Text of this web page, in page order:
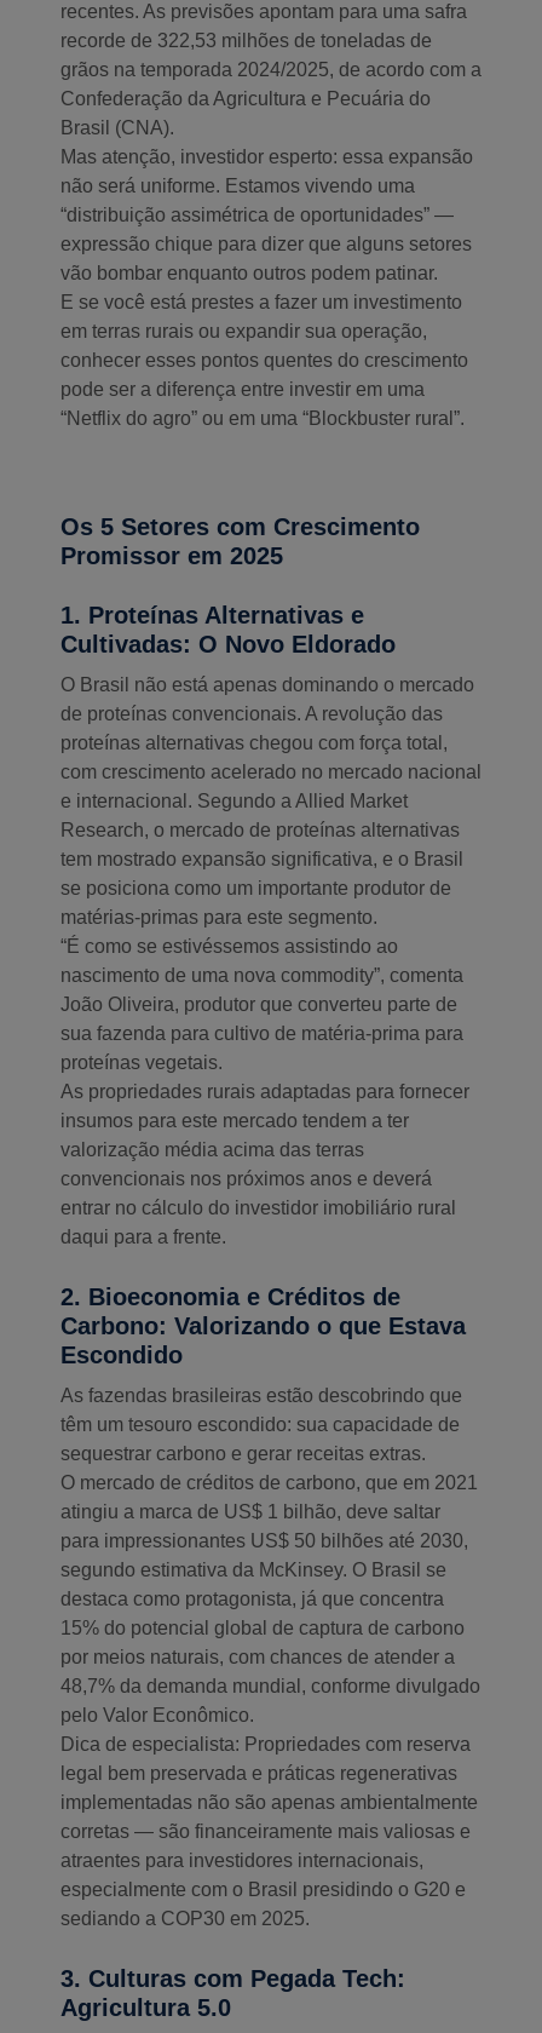
recentes. As previsões apontam para uma safra
recorde de 322,53 milhões de toneladas de
grãos na temporada 2024/2025, de acordo com a
Confederação da Agricultura e Pecuária do
Brasil (CNA).
Mas atenção, investidor esperto: essa expansão
não será uniforme. Estamos vivendo uma
“distribuição assimétrica de oportunidades” —
expressão chique para dizer que alguns setores
vão bombar enquanto outros podem patinar.
E se você está prestes a fazer um investimento
em terras rurais ou expandir sua operação,
conhecer esses pontos quentes do crescimento
pode ser a diferença entre investir em uma
“Netflix do agro” ou em uma “Blockbuster rural”.
Os 5 Setores com Crescimento
Promissor em 2025
1. Proteínas Alternativas e
Cultivadas: O Novo Eldorado
O Brasil não está apenas dominando o mercado
de proteínas convencionais. A revolução das
proteínas alternativas chegou com força total,
com crescimento acelerado no mercado nacional
e internacional. Segundo a Allied Market
Research, o mercado de proteínas alternativas
tem mostrado expansão significativa, e o Brasil
se posiciona como um importante produtor de
matérias-primas para este segmento.
“É como se estivéssemos assistindo ao
nascimento de uma nova commodity”, comenta
João Oliveira, produtor que converteu parte de
sua fazenda para cultivo de matéria-prima para
proteínas vegetais.
As propriedades rurais adaptadas para fornecer
insumos para este mercado tendem a ter
valorização média acima das terras
convencionais nos próximos anos e deverá
entrar no cálculo do investidor imobiliário rural
daqui para a frente.
2. Bioeconomia e Créditos de
Carbono: Valorizando o que Estava
Escondido
As fazendas brasileiras estão descobrindo que
têm um tesouro escondido: sua capacidade de
sequestrar carbono e gerar receitas extras.
O mercado de créditos de carbono, que em 2021
atingiu a marca de US$ 1 bilhão, deve saltar
para impressionantes US$ 50 bilhões até 2030,
segundo estimativa da McKinsey. O Brasil se
destaca como protagonista, já que concentra
15% do potencial global de captura de carbono
por meios naturais, com chances de atender a
48,7% da demanda mundial, conforme divulgado
pelo Valor Econômico.
Dica de especialista: Propriedades com reserva
legal bem preservada e práticas regenerativas
implementadas não são apenas ambientalmente
corretas — são financeiramente mais valiosas e
atraentes para investidores internacionais,
especialmente com o Brasil presidindo o G20 e
sediando a COP30 em 2025.
3. Culturas com Pegada Tech:
Agricultura 5.0